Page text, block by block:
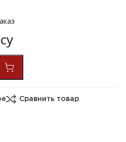
Сравнить товар